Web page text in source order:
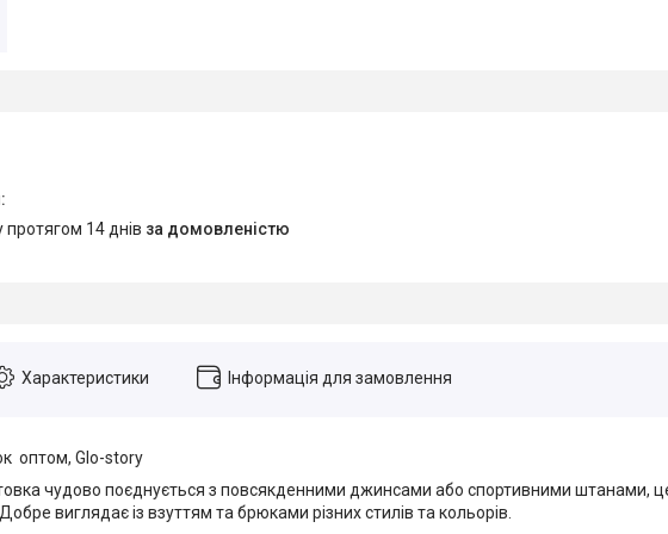
протягом 14 днів за домовленістю
Характеристики Інформація для замовлення
оптом, Glo-story
чудово поєднується з повсякденними джинсами або спортивними штанами,
виглядає із взуттям та брюками різних стилів та кольорів.